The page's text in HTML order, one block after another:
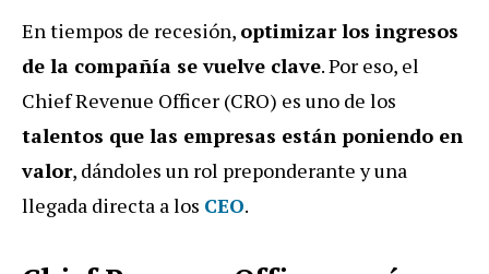
En tiempos de recesión, optimizar los ingresos
de la compañía se vuelve clave. Por eso, el
Chief Revenue Officer (CRO) es uno de los
talentos que las empresas están poniendo en
valor, dándoles un rol preponderante y una
llegada directa a los CEO.